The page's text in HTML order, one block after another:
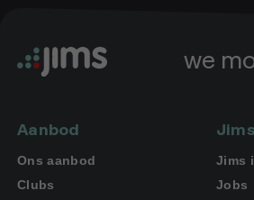
we
Aanbod
Ons aanbod
Clubs
Jims
Jims
Jobs